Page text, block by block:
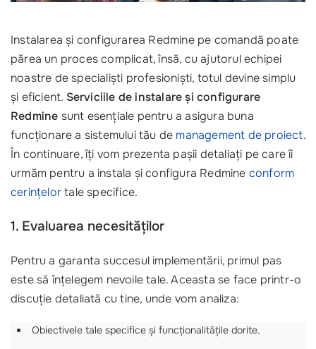
Instalarea și configurarea Redmine pe comandă poate
părea un proces complicat, însă, cu ajutorul echipei
noastre de specialiști profesioniști, totul devine simplu
și eficient. Serviciile de instalare și configurare
Redmine sunt esențiale pentru a asigura buna
funcționare a sistemului tău de management de proiect.
În continuare, îți vom prezenta pașii detaliați pe care îi
urmăm pentru a instala și configura Redmine conform
cerințelortale specifice.
1. Evaluarea necesităților
Pentru a garanta succesul implementării, primul pas
este să înțelegem nevoile tale. Aceasta se face printr-o
discuție detaliată cu tine, unde vom analiza:
Obiectivele tale specifice și funcționalitățile dorite.